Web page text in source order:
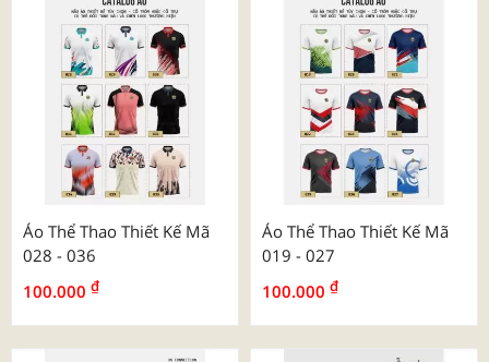
Áo Thể Thao Thiết Kế Mã
028 - 036
100.000 ₫
Áo Thể Thao Thiết Kế Mã
019 - 027
100.000 ₫